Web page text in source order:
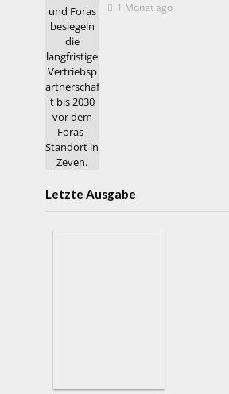
1 Monat ago
Letzte Ausgabe